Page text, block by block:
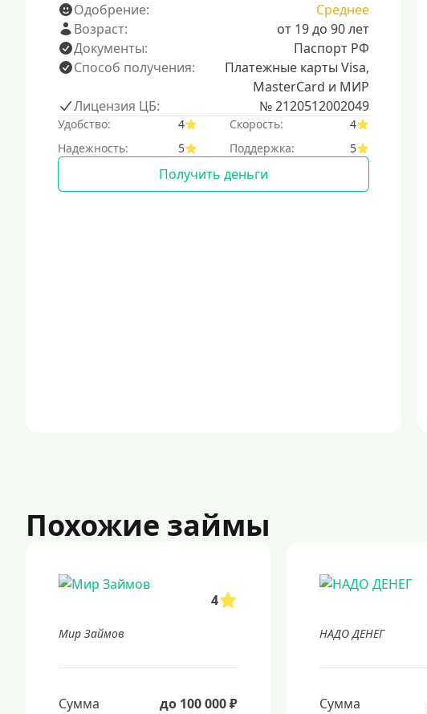
Одобрение:
Среднее
Возраст:
от 19 до 90 лет
Документы:
Паспорт РФ
Способ получения:
Платежные карты Visa,
MasterCard и МИР
Лицензия ЦБ:
№ 2120512002049
Удобство: 4 Скорость:
4
Надежность:
5 Поддержка: 5
Получить деньги
Похожие займы
4
Мир Займов
Сумма до 100 000 ₽
НАДО ДЕНЕГ
Сумма